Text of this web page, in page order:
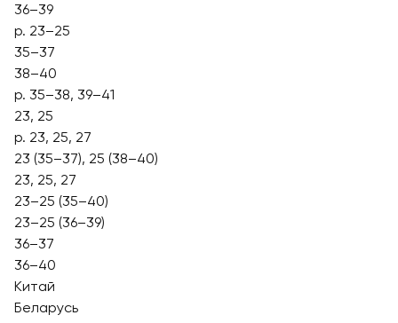
36–39
р. 23–25
35–37
38–40
р. 35–38, 39–41
23, 25
р. 23, 25, 27
23 (35–37), 25 (38–40)
23, 25, 27
23–25 (35–40)
23–25 (36–39)
36–37
36–40
Китай
Беларусь